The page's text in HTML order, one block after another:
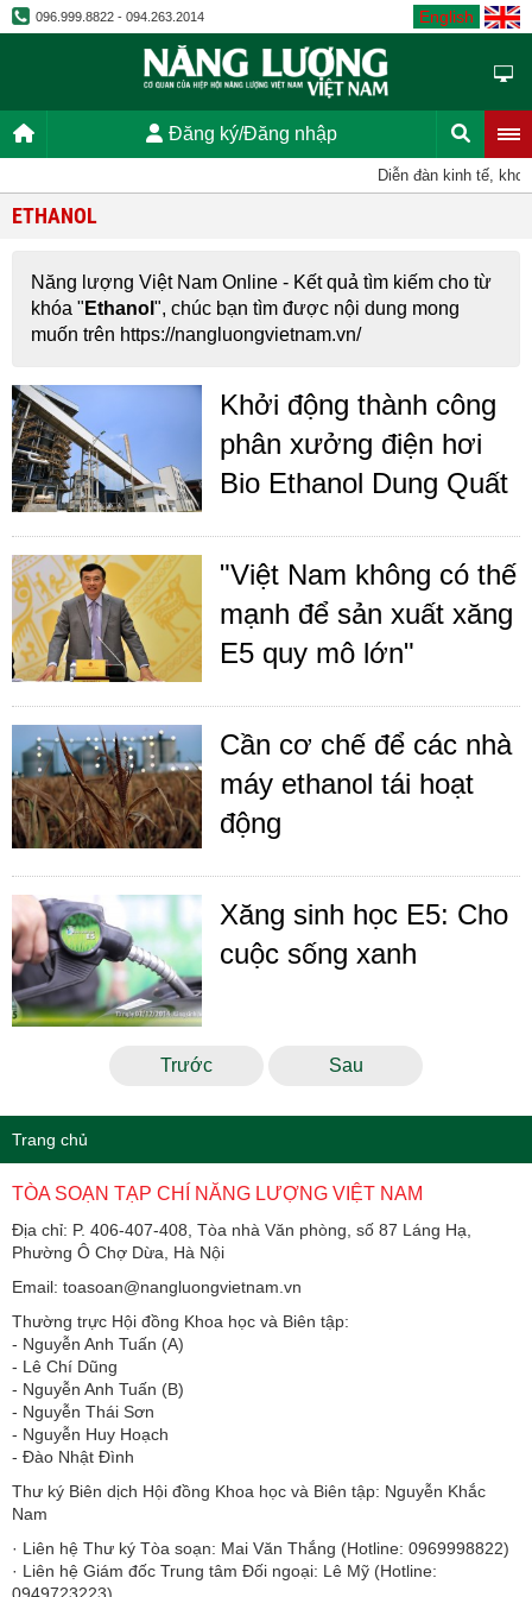
096.999.8822 - 094.263.2014 English
Đăng ký/Đăng nhập
Diễn đàn kinh tế,
ETHANOL
Năng lượng Việt Nam Online - Kết quả tìm kiếm cho từ
khóa " Ethanol ", chúc bạn tìm được nội dung mong
muốn trên https://nangluongvietnam.vn/
Khởi động thành công
phân xưởng điện hơi
Bio Ethanol Dung Quất
"Việt Nam không có thế
mạnh để sản xuất xăng
E5 quy mô lớn"
Cần cơ chế để các nhà
máy ethanol tái hoạt
động
Xăng sinh học E5: Cho
cuộc sống xanh
Trước Sau
Trang chủ
TÒA SOẠN TẠP CHÍ NĂNG LƯỢNG VIỆT NAM
Địa chỉ: P. 406-407-408, Tòa nhà Văn phòng, số 87 Láng Hạ,
Phường Ô Chợ Dừa, Hà Nội
Email: toasoan@nangluongvietnam.vn
Thường trực Hội đồng Khoa học và Biên tập:
​​​​​​- Nguyễn Anh Tuấn (A)
- Lê Chí Dũng
- Nguyễn Anh Tuấn (B)
- Nguyễn Thái Sơn
- Nguyễn Huy Hoạch
- Đào Nhật Đình
Thư ký Biên dịch Hội đồng Khoa học và Biên tập: Nguyễn Khắc
Nam
· Liên hệ Thư ký Tòa soạn: Mai Văn Thắng (Hotline: 0969998822)
· Liên hệ Giám đốc Trung tâm Đối ngoại: Lê Mỹ (Hotline: